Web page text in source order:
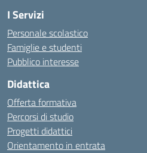
I Servizi
Personale scolastico
Famiglie e studenti
Pubblico interesse
Didattica
Offerta formativa
Percorsi di studio
Progetti didattici
Orientamento in entrata